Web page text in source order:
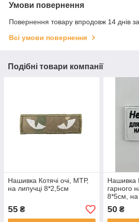
Умови повернення
Повернення товару впродовж 14 днів
Всі умови повернення
Подібні товари компанії
Нашивка Котячі очі, МТР,
на липучці 8*2,5см
55 ₴
Нашивка
гарного
8*5см, на
50₴